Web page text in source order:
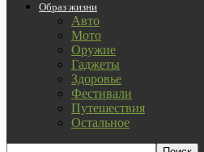
Образ жизни
Авто
Мото
Оружие
Гаджеты
Здоровье
Фестивали
Путешествия
Остальное